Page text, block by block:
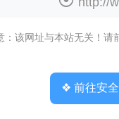
：该网址与本站无关！请
❖ 前往安